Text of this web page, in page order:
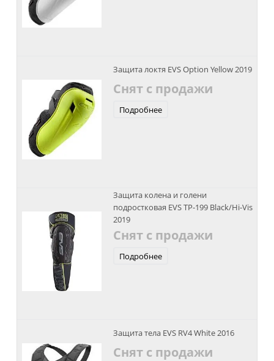
Защита локтя EVS Option Yellow 2019
Снят с продажи
Подробнее
Защита колена и голени
подростковая EVS TP-199 Black/Hi-Vis
2019
Снят с продажи
Подробнее
Защита тела EVS RV4 White 2016
Снят с продажи